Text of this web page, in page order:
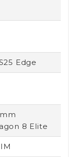
Edge
8 Elite